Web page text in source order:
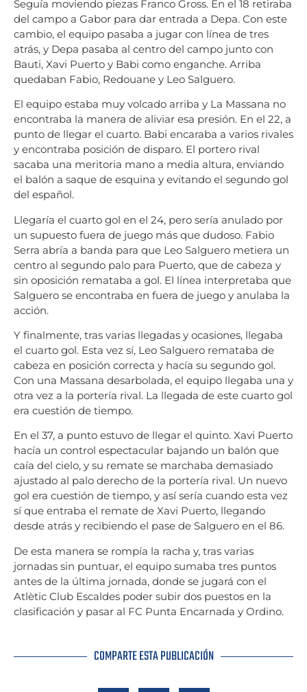
Seguía moviendo piezas Franco Gross. En el 18 retiraba
del campo a Gabor para dar entrada a Depa. Con este
cambio, el equipo pasaba a jugar con línea de tres
atrás, y Depa pasaba al centro del campo junto con
Bauti, Xavi Puerto y Babi como enganche. Arriba
quedaban Fabio, Redouane y Leo Salguero.
El equipo estaba muy volcado arriba y La Massana no
encontraba la manera de aliviar esa presión. En el 22, a
punto de llegar el cuarto. Babi encaraba a varios rivales
y encontraba posición de disparo. El portero rival
sacaba una meritoria mano a media altura, enviando
el balón a saque de esquina y evitando el segundo gol
del español.
Llegaría el cuarto gol en el 24, pero sería anulado por
un supuesto fuera de juego más que dudoso. Fabio
Serra abría a banda para que Leo Salguero metiera un
centro al segundo palo para Puerto, que de cabeza y
sin oposición remataba a gol. El línea interpretaba que
Salguero se encontraba en fuera de juego y anulaba la
acción.
Y finalmente, tras varias llegadas y ocasiones, llegaba
el cuarto gol. Esta vez sí, Leo Salguero remataba de
cabeza en posición correcta y hacía su segundo gol.
Con una Massana desarbolada, el equipo llegaba una y
otra vez a la portería rival. La llegada de este cuarto gol
era cuestión de tiempo.
En el 37, a punto estuvo de llegar el quinto. Xavi Puerto
hacía un control espectacular bajando un balón que
caía del cielo, y su remate se marchaba demasiado
ajustado al palo derecho de la portería rival. Un nuevo
gol era cuestión de tiempo, y así sería cuando esta vez
sí que entraba el remate de Xavi Puerto, llegando
desde atrás y recibiendo el pase de Salguero en el 86.
De esta manera se rompía la racha y, tras varias
jornadas sin puntuar, el equipo sumaba tres puntos
antes de la última jornada, donde se jugará con el
Atlètic Club Escaldes poder subir dos puestos en la
clasificación y pasar al FC Punta Encarnada y Ordino.
COMPARTE ESTA PUBLICACIÓN